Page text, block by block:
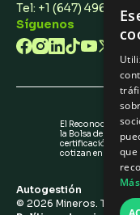
Tel: +1 (647) 496 3011
Síguenos
El Reconocimiento
la Bolsa de Valores
certificación sobre
cotizan en la BVC
Autogestión
© 2026 Mineros. Todos
que